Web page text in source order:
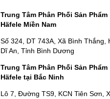
Trung Tâm Phân Phối Sản Phẩm
Häfele Miền Nam
Số 324, DT 743A, Xã Bình Thắng,
Dĩ An, Tỉnh Bình Dương
Trung Tâm Phân Phối Sản Phẩm
Häfele tại Bắc Ninh
Lô 7, Đường TS9, KCN Tiên Sơn,